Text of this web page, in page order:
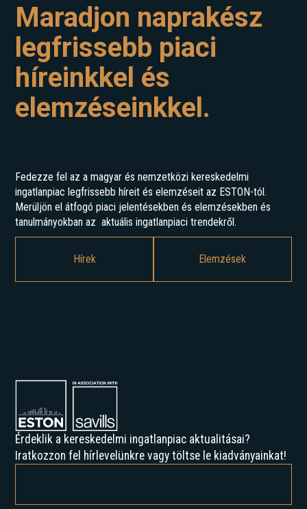
Maradjon naprakész
legfrissebb piaci
híreinkkel és
elemzéseinkkel.
Fedezze fel az a magyar és nemzetközi kereskedelmi
ingatlanpiac legfrissebb híreit és elemzéseit az ESTON-tól.
Merüljön el átfogó piaci jelentésekben és elemzésekben és
tanulmányokban az aktuális ingatlanpiaci trendekről.
Hírek Elemzések
Érdeklik a kereskedelmi ingatlanpiac aktualitásai?
Iratkozzon fel hírlevelünkre vagy töltse le kiadványainkat!